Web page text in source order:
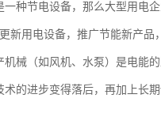
一种节电设备，那么大型用电
新用电设备，推广节能新产
机械（如风机、水泵）是电能
术的进步变得落后，再加上长